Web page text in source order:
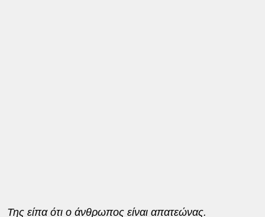
Της είπα ότι ο άνθρωπος είναι απατεώνας.